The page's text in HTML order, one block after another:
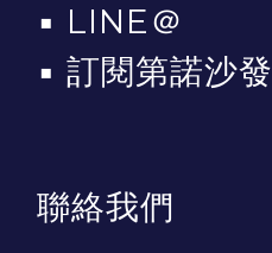
▪ LINE＠
▪ 訂閱第諾沙
聯絡我們